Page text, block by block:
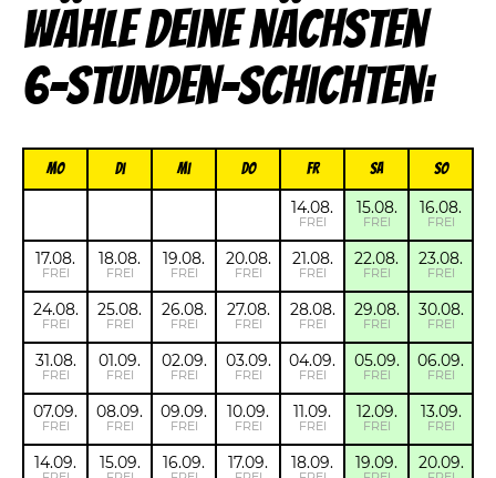
Wähle deine nächsten
6-Stunden-Schichten:
Mo Di Mi Do FR Sa So
14.08.
FREI
15.08.
FREI
16.08.
FREI
17.08.
FREI
18.08.
FREI
19.08.
FREI
20.08.
FREI
21.08.
FREI
22.08.
FREI
23.08.
FREI
24.08.
FREI
25.08.
FREI
26.08.
FREI
27.08.
FREI
28.08.
FREI
29.08.
FREI
30.08.
FREI
31.08.
FREI
01.09.
FREI
02.09.
FREI
03.09.
FREI
04.09.
FREI
05.09.
FREI
06.09.
FREI
07.09.
FREI
08.09.
FREI
09.09.
FREI
10.09.
FREI
11.09.
FREI
12.09.
FREI
13.09.
FREI
14.09. 15.09. 16.09. 17.09. 18.09. 19.09. 20.09.